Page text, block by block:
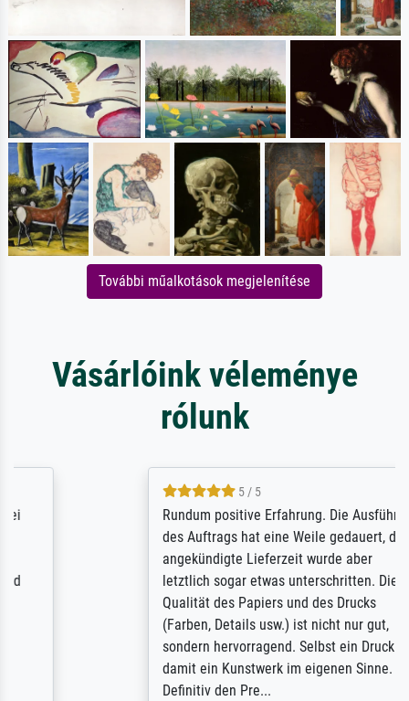
További műalkotások megjelenítése
Vásárlóink véleménye
rólunk
5 / 5
Rundum positive Erfahrung. Die Ausführung
des Auftrags hat eine Weile gedauert, die
angekündigte Lieferzeit wurde aber
letztlich sogar etwas unterschritten. Die
Qualität des Papiers und des Drucks
(Farben, Details usw.) ist nicht nur gut,
sondern hervorragend. Selbst ein Druck ist
damit ein Kunstwerk im eigenen Sinne.
Definitiv den Pre...